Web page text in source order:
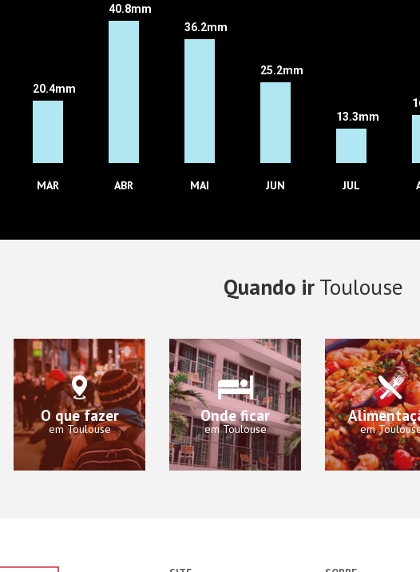
20.4mm
MAR
40.8mm
ABR
36.2mm
MAI
25.2mm
JUN
13.3mm
JUL
Quando irToulouse
O que fazer
em Toulouse
Onde ficar
em Toulouse em